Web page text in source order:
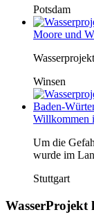
Potsdam
Moore und
Winsen
Willkommen
Um die
wurde im
Stuttgart
WasserProjekt